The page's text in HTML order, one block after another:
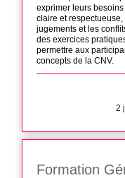
exprimer leurs
claire et
jugements et les
des exercices
permettre aux
concepts de la CNV.
2
Formation